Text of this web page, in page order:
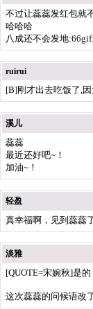
不过让蕊蕊发红包就
哈哈哈
八成还不会发地:66gif:
ruirui
[B]刚才出去吃饭了,
溪儿
蕊蕊
最近还好吧~！
加油~！
轻盈
真幸福啊，见到蕊蕊
淡雅
[QUOTE=宋婉秋]是
这次蕊蕊的问候语改